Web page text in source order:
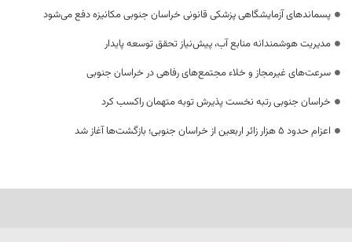
پسماندهای آزمایشگاهی پزشکی قانونی خراسان جنوبی مکانیزه دفع می‌شود
مدیریت هوشمندانه منابع آب، پیش‌نیاز تحقق توسعه پایدار
سرعت‌های غیرمجاز و خلاء مجتمع‌های رفاهی در خراسان جنوبی
خراسان جنوبی رتبه نخست پذیرش توبه متهمان راکسب کرد
اعزام حدود 5 هزار زائر اربعین از خراسان جنوبی؛ بازگشت‌ها آغاز شد